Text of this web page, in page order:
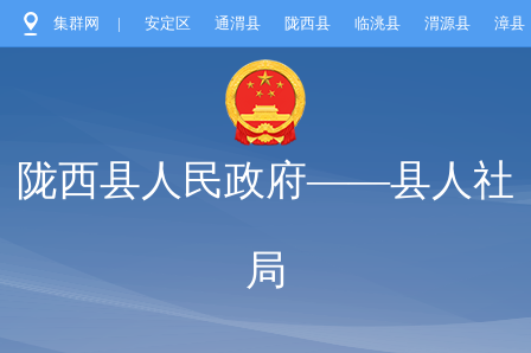
集群网 | 安定区 通渭县 陇西县 临洮县 渭源县 漳县
陇西县人民政府——县人社
局